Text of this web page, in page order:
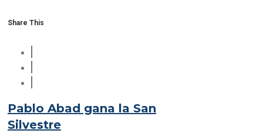
Share This
Pablo Abad gana la San
Silvestre